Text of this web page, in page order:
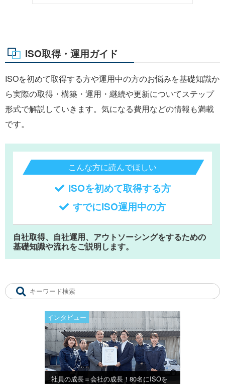
ISO取得・運用ガイド
ISOを初めて取得する方や運用中の方のお悩みを基礎知識か
ら実際の取得・構築・運用・継続や更新についてステップ
形式で解説していきます。気になる費用などの情報も満載
です。
こんな方に読んでほしい
ISOを初めて取得する方
すでにISO運用中の方
自社取得、自社運用、アウトソーシングをするための
基礎知識や流れをご説明します。
インタビュー
社員の成長＝会社の成長！80名にISOを